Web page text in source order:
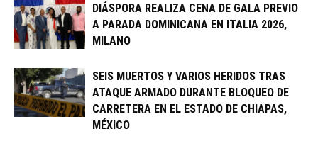
DIÁSPORA REALIZA CENA DE GALA PREVIO
A PARADA DOMINICANA EN ITALIA 2026,
MILANO
SEIS MUERTOS Y VARIOS HERIDOS TRAS
ATAQUE ARMADO DURANTE BLOQUEO DE
CARRETERA EN EL ESTADO DE CHIAPAS,
MÉXICO